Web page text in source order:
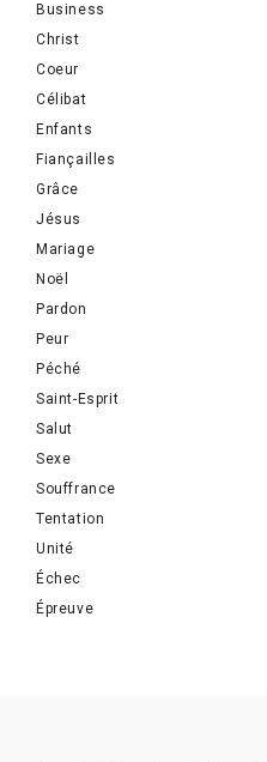
Business
Christ
Coeur
Célibat
Enfants
Fiançailles
Grâce
Jésus
Mariage
Noël
Pardon
Peur
Péché
Saint-Esprit
Salut
Sexe
Souffrance
Tentation
Unité
Échec
Épreuve